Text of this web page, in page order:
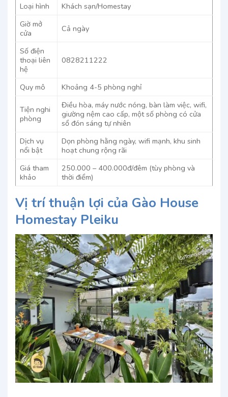
Loại hình
Khách sạn/Homestay
Giờ mở
cửa
Cả ngày
Số điện
thoại liên
hệ
0828211222
Quy mô Khoảng 4-5 phòng nghỉ
Tiện nghi
phòng
Điều hòa, máy nước nóng, bàn làm việc, wifi,
giường nệm cao cấp, một số phòng có cửa
sổ đón sáng tự nhiên
Dịch vụ
nổi bật
Dọn phòng hằng ngày, wifi mạnh, khu sinh
hoạt chung rộng rãi
Giá tham
khảo
250.000 – 400.000đ/đêm (tùy phòng và
thời điểm)
Vị trí thuận lợi của Gào House
Homestay Pleiku